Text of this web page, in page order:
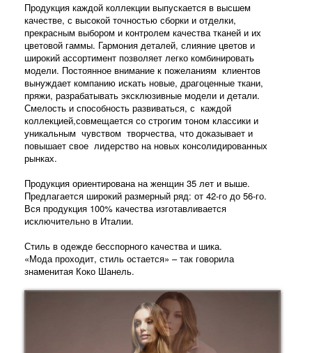
Продукция каждой коллекции выпускается в высшем
качестве, с высокой точностью сборки и отделки,
прекрасным выбором и контролем качества тканей и их
цветовой гаммы. Гармония деталей, слияние цветов и
широкий ассортимент позволяет легко комбинировать
модели. Постоянное внимание к пожеланиям клиентов
вынуждает компанию искать новые, драгоценные ткани,
пряжи, разрабатывать эксклюзивные модели и детали.
Смелость и способность развиваться, с каждой
коллекцией,совмещается со строгим тоном классики и
уникальным чувством творчества, что доказывает и
повышает свое лидерство на новых консолидированных
рынках.
Продукция ориентирована на женщин 35 лет и выше.
Предлагается широкий размерный ряд: от 42-го до 56-го.
Вся продукция 100% качества изготавливается
исключительно в Италии.
Стиль в одежде бесспорного качества и шика.
«Мода проходит, стиль остается» – так говорила
знаменитая Коко Шанель.